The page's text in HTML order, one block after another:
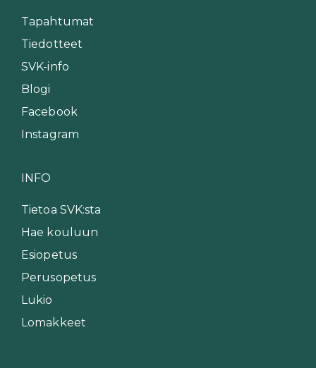
Tapahtumat
Tiedotteet
SVK-info
Blogi
Facebook
Instagram
INFO
Tietoa SVK:sta
Hae kouluun
Esiopetus
Perusopetus
Lukio
Lomakkeet